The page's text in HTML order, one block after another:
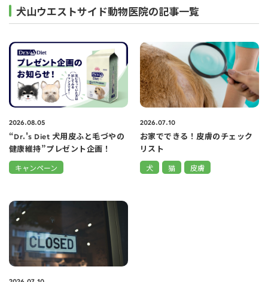
犬山ウエストサイド動物医院の記事一覧
2026.08.05
“Dr.'s Diet 犬用皮ふと毛づやの
健康維持”プレゼント企画！
キャンペーン
2026.07.10
お家でできる！皮膚のチェック
リスト
犬 猫 皮膚